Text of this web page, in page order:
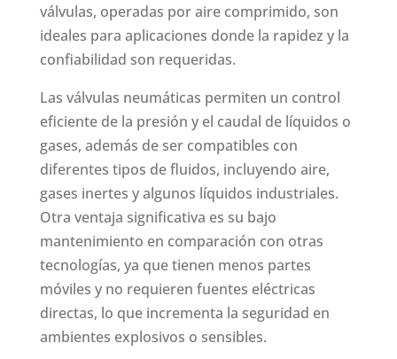
válvulas, operadas por aire comprimido, son
ideales para aplicaciones donde la rapidez y la
confiabilidad son requeridas.
Las válvulas neumáticas permiten un control
eficiente de la presión y el caudal de líquidos o
gases, además de ser compatibles con
diferentes tipos de fluidos, incluyendo aire,
gases inertes y algunos líquidos industriales.
Otra ventaja significativa es su bajo
mantenimiento en comparación con otras
tecnologías, ya que tienen menos partes
móviles y no requieren fuentes eléctricas
directas, lo que incrementa la seguridad en
ambientes explosivos o sensibles.